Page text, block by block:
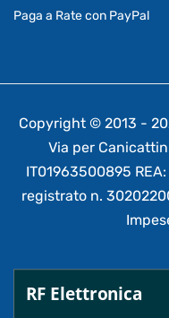
Paga a Rate con PayPal
Copyright © 2013 -
Via per
IT01963500895
registrato n.
RF Elettronica